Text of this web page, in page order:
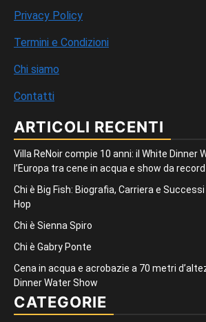
Privacy Policy
Termini e Condizioni
Chi siamo
Contatti
ARTICOLI RECENTI
Villa ReNoir compie 10 anni: il White Dinner
l’Europa tra cene in acqua e show da record
Chi è Big Fish: Biografia, Carriera e
Hop
Chi è Sienna Spiro
Chi è Gabry Ponte
Cena in acqua e acrobazie a 70 metri
Dinner Water Show
CATEGORIE